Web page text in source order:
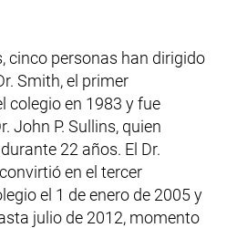
cinco personas han dirigido
Smith, el primer
colegio en 1983 y fue
John P. Sullins, quien
22 años. El Dr.
en el tercer
el 1 de enero de 2005 y
julio de 2012, momento